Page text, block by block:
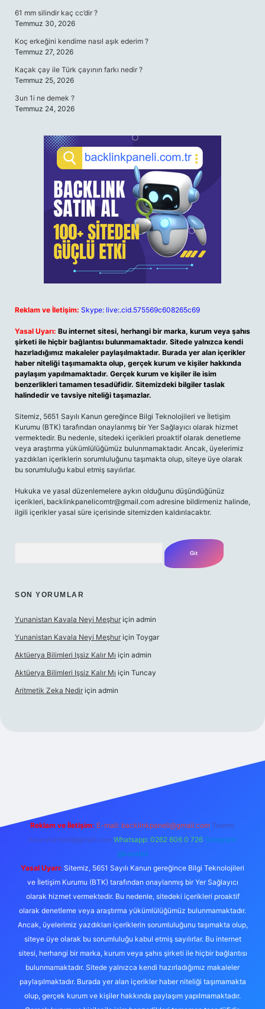
61 mm silindir kaç cc’dir ?
Temmuz 30, 2026
Koç erkeğini kendime nasıl aşık ederim ?
Temmuz 27, 2026
Kaçak çay ile Türk çayının farkı nedir ?
Temmuz 25, 2026
3un 1i ne demek ?
Temmuz 24, 2026
Reklam ve İletişim: Skype: live:.cid.575569c608265c69
Yasal Uyarı: Bu internet sitesi, herhangi bir marka, kurum veya şahıs
şirketi ile hiçbir bağlantısı bulunmamaktadır. Sitede yalnızca kendi
hazırladığımız makaleler paylaşılmaktadır. Burada yer alan içerikler
haber niteliği taşımamakta olup, gerçek kurum ve kişiler hakkında
paylaşım yapılmamaktadır. Gerçek kurum ve kişiler ile isim
benzerlikleri tamamen tesadüfidir. Sitemizdeki bilgiler taslak
halindedir ve tavsiye niteliği taşımazlar.
Sitemiz, 5651 Sayılı Kanun gereğince Bilgi Teknolojileri ve İletişim
Kurumu (BTK) tarafından onaylanmış bir Yer Sağlayıcı olarak hizmet
vermektedir. Bu nedenle, sitedeki içerikleri proaktif olarak denetleme
veya araştırma yükümlülüğümüz bulunmamaktadır. Ancak, üyelerimiz
yazdıkları içeriklerin sorumluluğunu taşımakta olup, siteye üye olarak
bu sorumluluğu kabul etmiş sayılırlar.
Hukuka ve yasal düzenlemelere aykırı olduğunu düşündüğünüz
içerikleri, backlinkpanelicomtr@gmail.com adresine bildirmeniz halinde,
ilgili içerikler yasal süre içerisinde sitemizden kaldırılacaktır.
SON YORUMLAR
Yunanistan Kavala Neyi Meşhur için admin
Yunanistan Kavala Neyi Meşhur için Toygar
Aktüerya Bilimleri Işsiz Kalır Mı için admin
Aktüerya Bilimleri Işsiz Kalır Mı için Tuncay
Aritmetik Zeka Nedir için admin
Reklam ve İletişim: E-mail: backlinkpaneli@gmail.com Teams:
forumhizmeti@gmail.com Whatsapp: 0262 606 0 726 Telegram:
@karabul
Yasal Uyarı: Sitemiz, 5651 Sayılı Kanun gereğince Bilgi Teknolojileri
ve İletişim Kurumu (BTK) tarafından onaylanmış bir Yer Sağlayıcı
olarak hizmet vermektedir. Bu nedenle, sitedeki içerikleri proaktif
olarak denetleme veya araştırma yükümlülüğümüz bulunmamaktadır.
Ancak, üyelerimiz yazdıkları içeriklerin sorumluluğunu taşımakta olup,
siteye üye olarak bu sorumluluğu kabul etmiş sayılırlar. Bu internet
sitesi, herhangi bir marka, kurum veya şahıs şirketi ile hiçbir bağlantısı
bulunmamaktadır. Sitede yalnızca kendi hazırladığımız makaleler
paylaşılmaktadır. Burada yer alan içerikler haber niteliği taşımamakta
olup, gerçek kurum ve kişiler hakkında paylaşım yapılmamaktadır.